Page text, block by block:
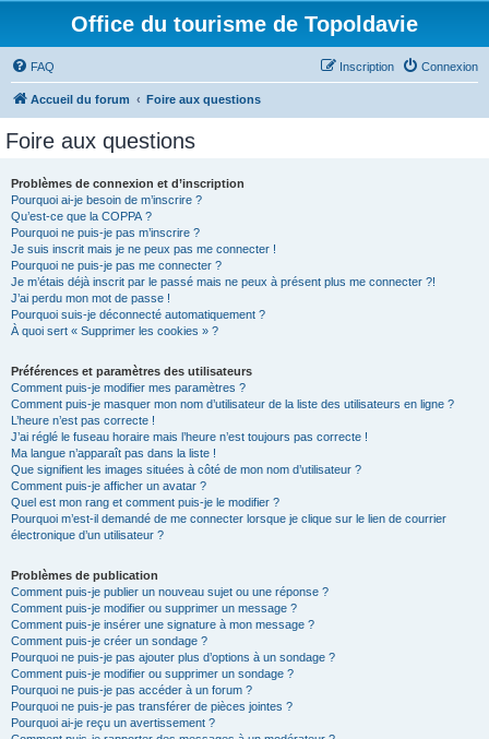
Office du tourisme de Topoldavie
FAQ Connexion
Inscription
Accueil du forum Foire aux questions
Foire aux questions
Problèmes de connexion et d’inscription
Pourquoi ai-je besoin de m’inscrire ?
Qu’est-ce que la COPPA ?
Pourquoi ne puis-je pas m’inscrire ?
Je suis inscrit mais je ne peux pas me connecter !
Pourquoi ne puis-je pas me connecter ?
Je m’étais déjà inscrit par le passé mais ne peux à présent plus me connecter ?!
J’ai perdu mon mot de passe !
Pourquoi suis-je déconnecté automatiquement ?
À quoi sert « Supprimer les cookies » ?
Préférences et paramètres des utilisateurs
Comment puis-je modifier mes paramètres ?
Comment puis-je masquer mon nom d’utilisateur de la liste des utilisateurs en ligne ?
L’heure n’est pas correcte !
J’ai réglé le fuseau horaire mais l’heure n’est toujours pas correcte !
Ma langue n’apparaît pas dans la liste !
Que signifient les images situées à côté de mon nom d’utilisateur ?
Comment puis-je afficher un avatar ?
Quel est mon rang et comment puis-je le modifier ?
Pourquoi m’est-il demandé de me connecter lorsque je clique sur le lien de courrier
électronique d’un utilisateur ?
Problèmes de publication
Comment puis-je publier un nouveau sujet ou une réponse ?
Comment puis-je modifier ou supprimer un message ?
Comment puis-je insérer une signature à mon message ?
Comment puis-je créer un sondage ?
Pourquoi ne puis-je pas ajouter plus d’options à un sondage ?
Comment puis-je modifier ou supprimer un sondage ?
Pourquoi ne puis-je pas accéder à un forum ?
Pourquoi ne puis-je pas transférer de pièces jointes ?
Pourquoi ai-je reçu un avertissement ?